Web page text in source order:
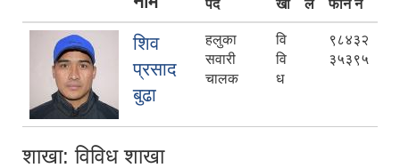
पद
खा
ल
फोन नं
शिव
प्रसाद
बुढा
हलुका
सवारी
चालक
वि
वि
ध
९८४३२
३५३९५
शाखा: विविध शाखा